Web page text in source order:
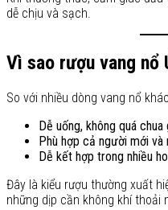
dễ chịu và sạch.
Vì sao rượu vang nổ
So với nhiều dòng vang nổ
Dễ uống, không quá chua
Phù hợp cả người mới và
Dễ kết hợp trong nhiều
Đây là kiểu rượu thường xuất
những dịp cần không khí thoải